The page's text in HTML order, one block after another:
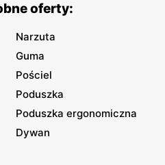
oferty:
Narzuta
Guma
Pościel
Poduszka
Poduszka ergonomiczna
Dywan